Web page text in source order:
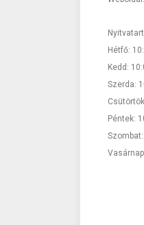
Hétfő:
Kedd:
Szerda:
Péntek: